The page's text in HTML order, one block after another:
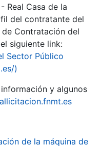
Real Casa de la
del contratante del
de Contratación del
siguiente link:
Sector Público
)
y algunos
de la máquina de